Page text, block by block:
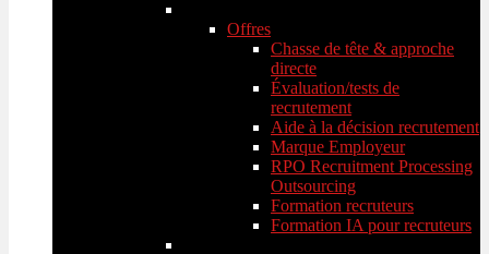
Offres
Chasse de tête & approche
directe
Évaluation/tests de
recrutement
Aide à la décision recrutement
Marque Employeur
RPO Recruitment Processing
Outsourcing
Formation recruteurs
Formation IA pour recruteurs